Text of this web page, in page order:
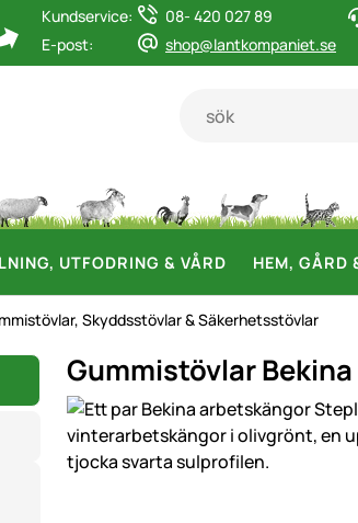
Kundservice:
08- 420 027 89
E-post:
shop@lantkompaniet.se
UTFODRING & VÅRD HEM, GÅRD
Skyddsstövlar & Säkerhetsstövlar
Gummistövlar
Produktgaleri